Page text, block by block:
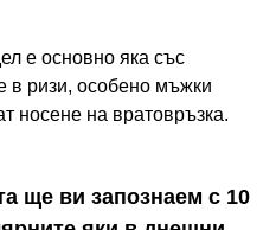
е основно яка със
в ризи, особено мъжки
носене на вратовръзка.
ще ви запознаем с 10